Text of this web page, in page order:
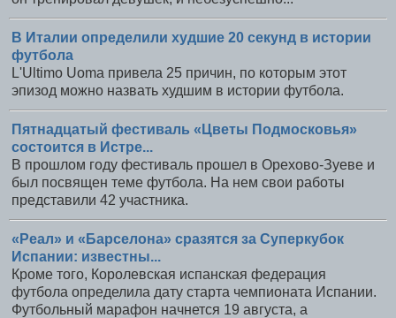
В Италии определили худшие 20 секунд в истории
футбола
L'Ultimo Uoma привела 25 причин, по которым этот
эпизод можно назвать худшим в истории футбола.
Пятнадцатый фестиваль «Цветы Подмосковья»
состоится в Истре...
В прошлом году фестиваль прошел в Орехово-Зуеве и
был посвящен теме футбола. На нем свои работы
представили 42 участника.
«Реал» и «Барселона» сразятся за Суперкубок
Испании: известны...
Кроме того, Королевская испанская федерация
футбола определила дату старта чемпионата Испании.
Футбольный марафон начнется 19 августа, а